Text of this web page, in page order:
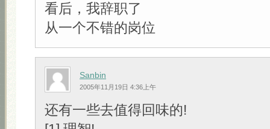
看后，我辞职了
从一个不错的岗位
Sanbin
2005年11月19日 4:36上午
还有一些去值得回味的!